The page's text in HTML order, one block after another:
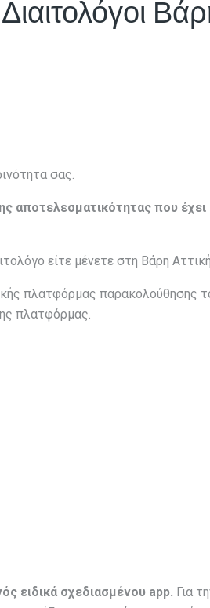
σας.
αποτελεσματικότητας που
είτε μένετε στη Βάρη
πλατφόρμας παρακολούθησης
πλατφόρμας.
ειδικά σχεδιασμένου app. Για